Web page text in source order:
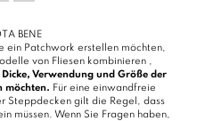
BENE
ein Patchwork erstellen möchten,
von Fliesen kombinieren ,
Verwendung und Größe der
möchten. Für eine einwandfreie
Steppdecken gilt die Regel, dass
müssen. Wenn Sie Fragen haben,